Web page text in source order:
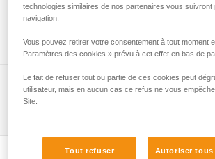
Descriptif
Compatible avec le kit KNEE ASCENT et
genou KNEE GRAB.
Le tube plastique se fixe autour de la
passants textiles et par un système de
biais.
Spécifications techniques
Poids: 80 g
Spécifications référence(s)
Garantie : 3 ans
Conditionnement : 1
Informations techniques
Notice
technologies similaires de nos partenaires vous suivront
navigation.
Vous pouvez retirer votre consentement à tout moment
Paramètres des cookies » prévu à cet effet en bas de
Le fait de refuser tout ou partie de ces cookies peut
utilisateur, mais en aucun cas ce refus ne vous
Site.
Tout refuser Autoriser tous